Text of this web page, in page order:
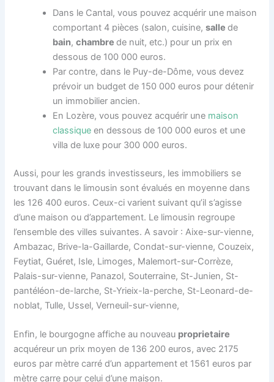
Dans le Cantal, vous pouvez acquérir une maison
comportant 4 pièces (salon, cuisine,sallede
bain,chambrede nuit, etc.) pour un prix en
dessous de 100 000 euros.
Par contre, dans le Puy-de-Dôme, vous devez
prévoir un budget de 150 000 euros pour détenir
un immobilier ancien.
En Lozère, vous pouvez acquérir une maison
classique en dessous de 100 000 euros et une
villa de luxe pour 300 000 euros.
Aussi, pour les grands investisseurs, les immobiliers se
trouvant dans le limousin sont évalués en moyenne dans
les 126 400 euros. Ceux-ci varient suivant qu’il s’agisse
d’une maison ou d’appartement. Le limousin regroupe
l’ensemble des villes suivantes. A savoir : Aixe-sur-vienne,
Ambazac, Brive-la-Gaillarde, Condat-sur-vienne, Couzeix,
Feytiat, Guéret, Isle, Limoges, Malemort-sur-Corrèze,
Palais-sur-vienne, Panazol, Souterraine, St-Junien, St-
pantéléon-de-larche, St-Yrieix-la-perche, St-Leonard-de-
noblat, Tulle, Ussel, Verneuil-sur-vienne,
Enfin, le bourgogne affiche au nouveau proprietaire
acquéreur un prix moyen de 136 200 euros, avec 2175
euros par mètre carré d’un appartement et 1561 euros par
mètre carre pour celui d’une maison.